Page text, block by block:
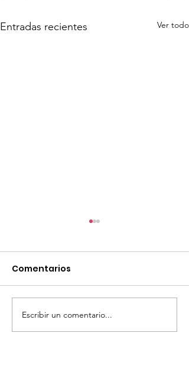
Entradas recientes Ver todo
TourTravelynByFraveo
participó en la
Comentarios
Escribir un comentario...